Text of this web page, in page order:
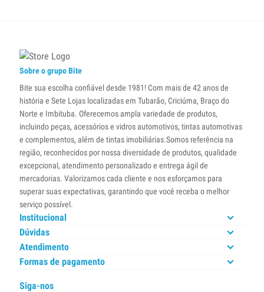
Sobre o grupo Bite
Bite sua escolha confiável desde 1981! Com mais de 42 anos de
história e Sete Lojas localizadas em Tubarão, Criciúma, Braço do
Norte e Imbituba. Oferecemos ampla variedade de produtos,
incluindo peças, acessórios e vidros automotivos, tintas automotivas
e complementos, além de tintas imobiliárias.Somos referência na
região, reconhecidos por nossa diversidade de produtos, qualidade
excepcional, atendimento personalizado e entrega ágil de
mercadorias. Valorizamos cada cliente e nos esforçamos para
superar suas expectativas, garantindo que você receba o melhor
serviço possível.
Institucional
Dúvidas
Atendimento
Formas de pagamento
Siga-nos